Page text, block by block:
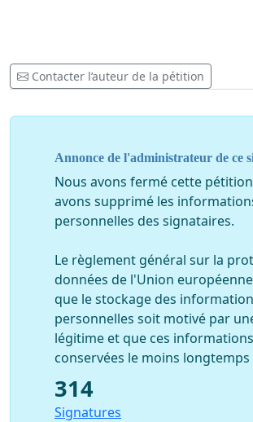
Agnès,
6. Les subventions du Conseil
tous les organismes (Conseil Régional,
l’Eau, etc..) ne bénéficieront d’aucun
une diminution des taux des
entraînant une augmentation de la
financière de chaque contribuable,
7. Le lissage progressif des taux
communes ne pourra s’opérer, leur
à 10 % (lissage possible quand l’écart
commune la moins imposée et la
imposée est supérieur ou égal à 10 %
Contacter l’auteur de la pétition
Annonce de l'administrateur de ce
Nous avons fermé cette
avons supprimé les
personnelles des signataires.
Le règlement général sur la
données de l'Union européenne
que le stockage des
personnelles soit motivé par
légitime et que ces
conservées le moins longtemps
314
Signatures